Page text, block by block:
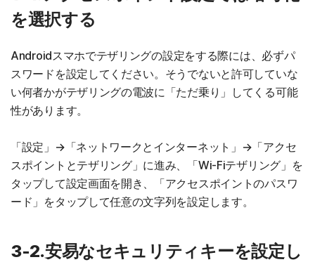
を選択する
Androidスマホでテザリングの設定をする際には、必ずパ
スワードを設定してください。そうでないと許可していな
い何者かがテザリングの電波に「ただ乗り」してくる可能
性があります。
「設定」→「ネットワークとインターネット」→「アクセ
スポイントとテザリング」に進み、「Wi-Fiテザリング」を
タップして設定画面を開き、「アクセスポイントのパスワ
ード」をタップして任意の文字列を設定します。
3-2.安易なセキュリティキーを設定し